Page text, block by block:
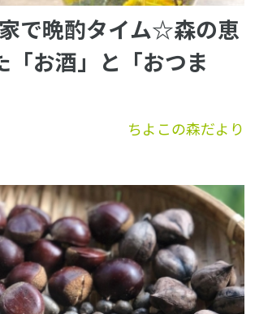
ちよこの森だより
で晩酌タイム☆森の恵
「お酒」と「おつま